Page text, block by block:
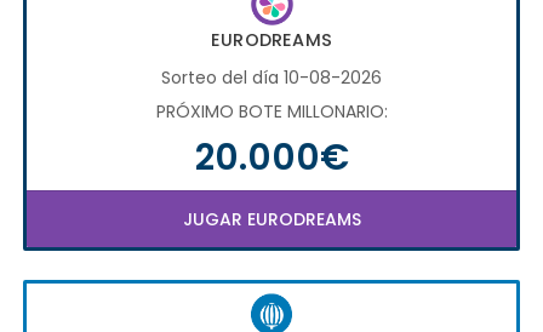
EURODREAMS
Sorteo del día 10-08-2026
PRÓXIMO BOTE MILLONARIO:
20.000€
JUGAR EURODREAMS